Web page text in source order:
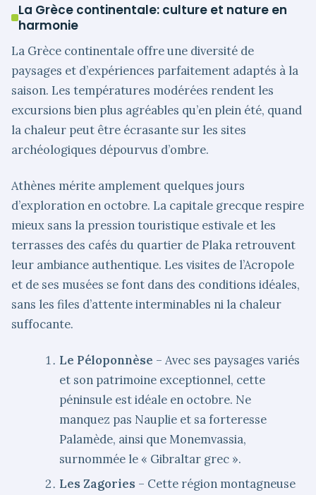
La Grèce continentale: culture et nature en
harmonie
La Grèce continentale offre une diversité de
paysages et d’expériences parfaitement adaptés à la
saison. Les températures modérées rendent les
excursions bien plus agréables qu’en plein été, quand
la chaleur peut être écrasante sur les sites
archéologiques dépourvus d’ombre.
Athènes mérite amplement quelques jours
d’exploration en octobre. La capitale grecque respire
mieux sans la pression touristique estivale et les
terrasses des cafés du quartier de Plaka retrouvent
leur ambiance authentique. Les visites de l’Acropole
et de ses musées se font dans des conditions idéales,
sans les files d’attente interminables ni la chaleur
suffocante.
Le Péloponnèse – Avec ses paysages variés
et son patrimoine exceptionnel, cette
péninsule est idéale en octobre. Ne
manquez pas Nauplie et sa forteresse
Palamède, ainsi que Monemvassia,
surnommée le « Gibraltar grec ».
Les Zagories – Cette région montagneuse